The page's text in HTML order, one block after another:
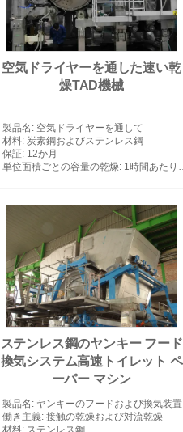
空気ドライヤーを通した速い乾
燥TAD機械
製品名 : 空気ドライヤーを通して
材料: 炭素鋼およびステンレス鋼
保証: 12か月
単位面積ごとの容量の乾燥: 1時間あたりの120-150kgH2O/m2
ステンレス鋼のヤンキー フード
換気システム高速トイレット ペ
ーパー マシン
製品名 : ヤンキーのフードおよび換気装置
働き主義: 接触の乾燥および対流乾燥
材料: ステンレス鋼